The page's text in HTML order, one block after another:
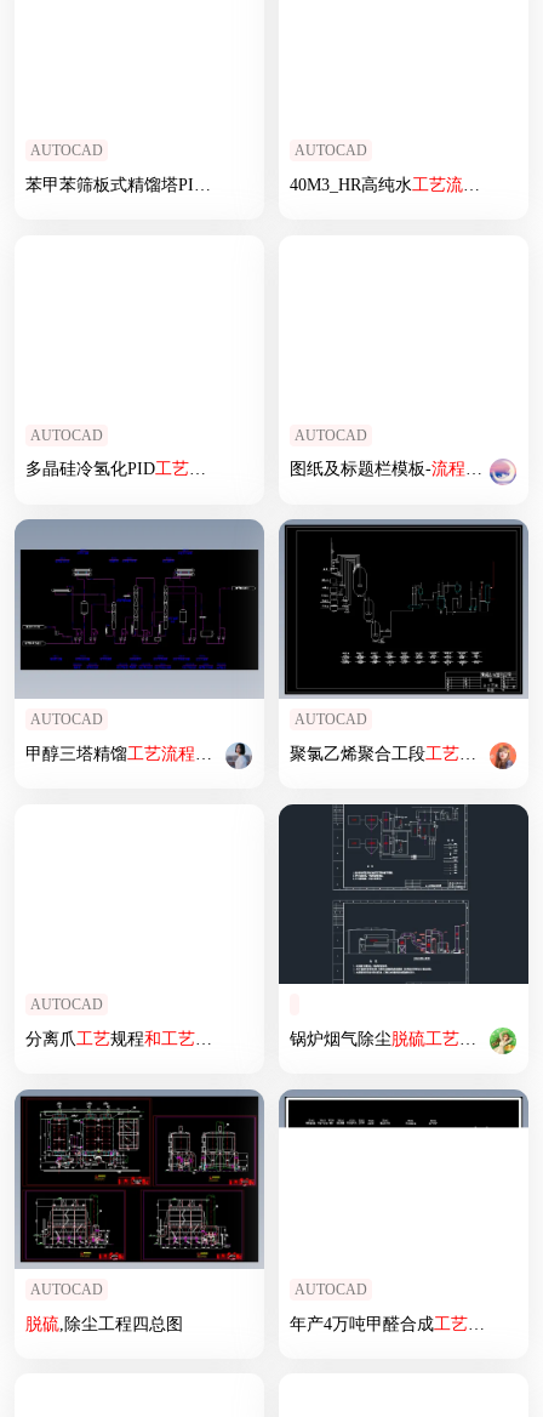
AUTOCAD
流程图
AUTOCAD
40M3_HR高纯水工艺流程图
AUTOCAD
多晶硅冷氢化PID工艺流程图 CAD图
AUTOCAD
图纸及标题栏模板-流程图 、硬件
AUTOCAD
甲醇三塔精馏工艺流程图 纸CAD图纸
AUTOCAD
聚氯乙烯聚合工段工艺流程图
AUTOCAD
分离爪工艺规程和工艺装备设计(论文+DWG图纸)
锅炉烟气除尘脱硫工艺流程图及
AUTOCAD
脱硫,除尘工程四总图
AUTOCAD
年产4万吨甲醛合成工艺设计-带